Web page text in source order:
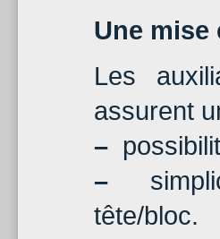
Une
Les
assurent
–
–
tête/bloc.